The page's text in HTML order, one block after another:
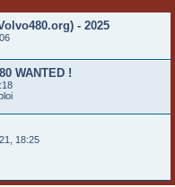
- 2025
WANTED !
18:25